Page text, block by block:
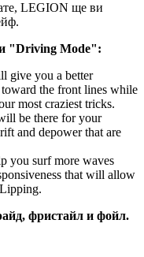
LEGION ще ви
"Driving Mode":
give you a better
the front lines while
most craziest tricks.
be there for your
and depower that are
you surf more waves
that will allow
фристайл и фойл.